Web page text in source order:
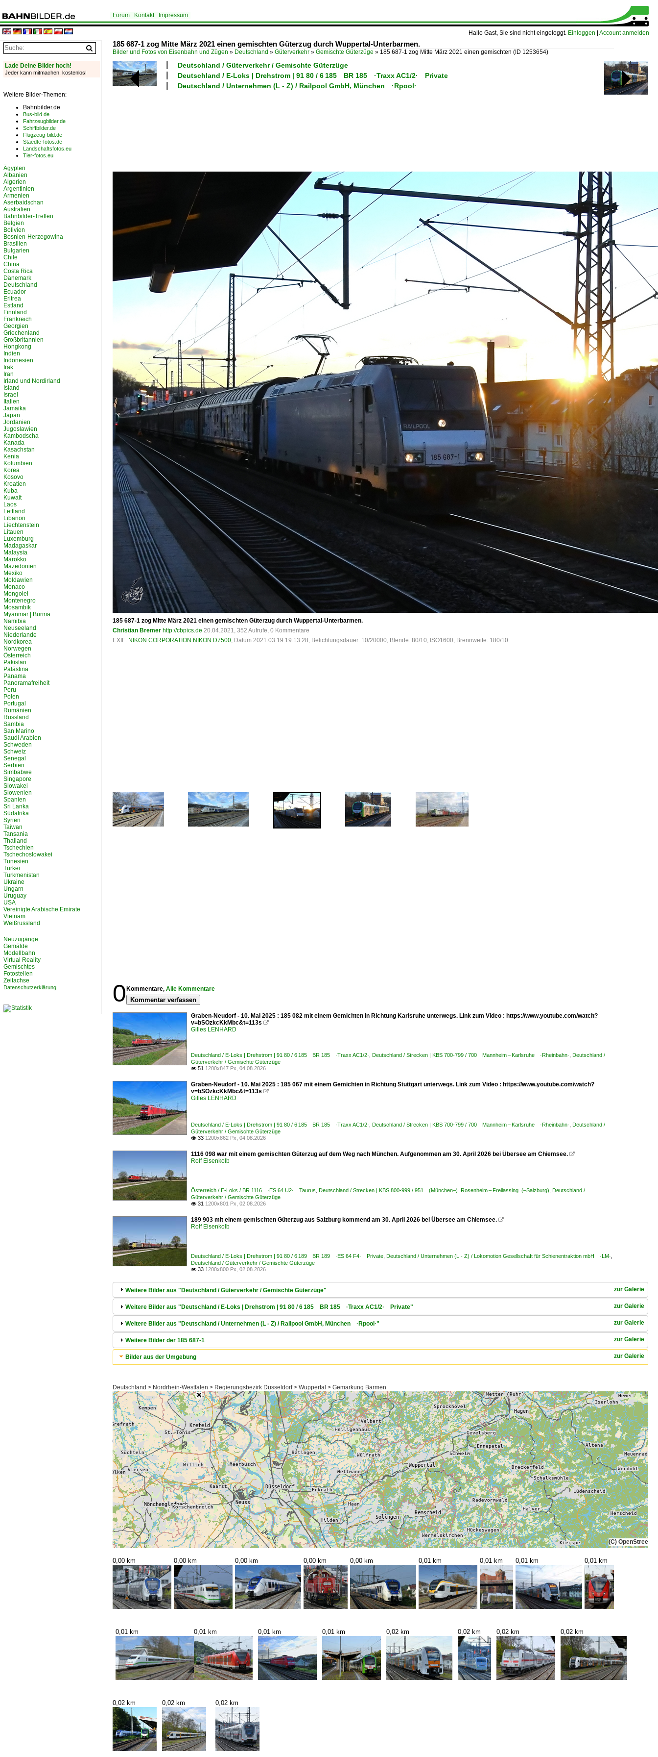
Hallo Gast, Sie sind nicht eingeloggt. Einloggen Account anmelden
Forum Kontakt Impressum
185 687-1 zog Mitte März 2021 einen gemischten Güterzug durch Wuppertal-Unterbarmen.
Bilder und Fotos von Eisenbahn und Zügen » Deutschland » Güterverkehr » Gemischte Güterzüge » 185 687-1 zog Mitte März 2021 einen gemischten (ID 1253654)
Deutschland / Güterverkehr / Gemischte Güterzüge
Deutschland / E-Loks | Drehstrom | 91 80 / 6 185 BR 185 ·Traxx AC1/2· Private
Deutschland / Unternehmen (L - Z) / Railpool GmbH, München ·Rpool·
185 687-1 zog Mitte März 2021 einen gemischten Güterzug durch Wuppertal-Unterbarmen.
Christian Bremer http://cbpics.de 20.04.2021, 352 Aufrufe, 0 Kommentare
EXIF: NIKON CORPORATION NIKON D7500, Datum 2021:03:19 19:13:28, Belichtungsdauer: 10/20000, Blende: 80/10, ISO1600, Brennweite: 180/10
0 Kommentare, Alle Kommentare
Kommentar verfassen
Graben-Neudorf - 10. Mai 2025 : 185 082 mit einem Gemichten in Richtung Karlsruhe unterwegs. Link zum Video : https://www.youtube.com/watch?
v=bSOzkcKkMbc&t=113s 
Gilles LENHARD
Deutschland / E-Loks | Drehstrom | 91 80 / 6 185 BR 185 ·Traxx AC1/2· Deutschland / Strecken | KBS 700-799 / 700 Mannheim – Karlsruhe ·Rheinbahn· Deutschland /
Güterverkehr / Gemischte Güterzüge
 51 1200x847 Px, 04.08.2026
Graben-Neudorf - 10. Mai 2025 : 185 067 mit einem Gemichten in Richtung Stuttgart unterwegs. Link zum Video : https://www.youtube.com/watch?
v=bSOzkcKkMbc&t=113s 
Gilles LENHARD
Deutschland / E-Loks | Drehstrom | 91 80 / 6 185 BR 185 ·Traxx AC1/2· Deutschland / Strecken | KBS 700-799 / 700 Mannheim – Karlsruhe ·Rheinbahn· Deutschland /
Güterverkehr / Gemischte Güterzüge
 33 1200x862 Px, 04.08.2026
1116 098 war mit einem gemischten Güterzug auf dem Weg nach München. Aufgenommen am 30. April 2026 bei Übersee am Chiemsee. 
Rolf Eisenkolb
Österreich / E-Loks / BR 1116 ·ES 64 U2· Taurus Deutschland / Strecken | KBS 800-999 / 951 (München–) Rosenheim – Freilassing (–Salzburg) Deutschland /
Güterverkehr / Gemischte Güterzüge
 31 1200x801 Px, 02.08.2026
189 903 mit einem gemischten Güterzug aus Salzburg kommend am 30. April 2026 bei Übersee am Chiemsee. 
Rolf Eisenkolb
Deutschland / E-Loks | Drehstrom | 91 80 / 6 189 BR 189 ·ES 64 F4· Private Deutschland / Unternehmen (L - Z) / Lokomotion Gesellschaft für Schienentraktion mbH ·LM·
Deutschland / Güterverkehr / Gemischte Güterzüge
 33 1200x800 Px, 02.08.2026
zur Galerie
Weitere Bilder aus "Deutschland / Güterverkehr / Gemischte Güterzüge"
zur Galerie
Weitere Bilder aus "Deutschland / E-Loks | Drehstrom | 91 80 / 6 185 BR 185 ·Traxx AC1/2· Private"
zur Galerie
Weitere Bilder aus "Deutschland / Unternehmen (L - Z) / Railpool GmbH, München ·Rpool·"
zur Galerie
Weitere Bilder der 185 687-1
zur Galerie
Bilder aus der Umgebung
Deutschland > Nordrhein-Westfalen > Regierungsbezirk Düsseldorf > Wuppertal > Gemarkung Barmen
(C)
0,00 km 0,00 km 0,00 km 0,00 km 0,00 km 0,01 km 0,01 km 0,01 km 0,01 km
0,01 km 0,01 km 0,01 km 0,01 km 0,02 km 0,02 km 0,02 km 0,02 km
0,02 km 0,02 km 0,02 km
Lade Deine Bilder hoch!
Jeder kann mitmachen, kostenlos!
Weitere Bilder-Themen:
Bahnbilder.de
Bus-bild.de
Fahrzeugbilder.de
Schiffbilder.de
Flugzeug-bild.de
Staedte-fotos.de
Landschaftsfotos.eu
Tier-fotos.eu
Ägypten
Albanien
Algerien
Argentinien
Armenien
Aserbaidschan
Australien
Bahnbilder-Treffen
Belgien
Bolivien
Bosnien-Herzegowina
Brasilien
Bulgarien
Chile
China
Costa Rica
Dänemark
Deutschland
Ecuador
Eritrea
Estland
Finnland
Frankreich
Georgien
Griechenland
Großbritannien
Hongkong
Indien
Indonesien
Irak
Iran
Irland und Nordirland
Island
Israel
Italien
Jamaika
Japan
Jordanien
Jugoslawien
Kambodscha
Kanada
Kasachstan
Kenia
Kolumbien
Korea
Kosovo
Kroatien
Kuba
Kuwait
Laos
Lettland
Libanon
Liechtenstein
Litauen
Luxemburg
Madagaskar
Malaysia
Marokko
Mazedonien
Mexiko
Moldawien
Monaco
Mongolei
Montenegro
Mosambik
Myanmar | Burma
Namibia
Neuseeland
Niederlande
Nordkorea
Norwegen
Österreich
Pakistan
Palästina
Panama
Panoramafreiheit
Peru
Polen
Portugal
Rumänien
Russland
Sambia
San Marino
Saudi Arabien
Schweden
Schweiz
Senegal
Serbien
Simbabwe
Singapore
Slowakei
Slowenien
Spanien
Sri Lanka
Südafrika
Syrien
Taiwan
Tansania
Thailand
Tschechien
Tschechoslowakei
Tunesien
Türkei
Turkmenistan
Ukraine
Ungarn
Uruguay
USA
Vereinigte Arabische Emirate
Vietnam
Weißrussland
Neuzugänge
Gemälde
Modellbahn
Virtual Reality
Gemischtes
Fotostellen
Zeitachse
Datenschutzerklärung